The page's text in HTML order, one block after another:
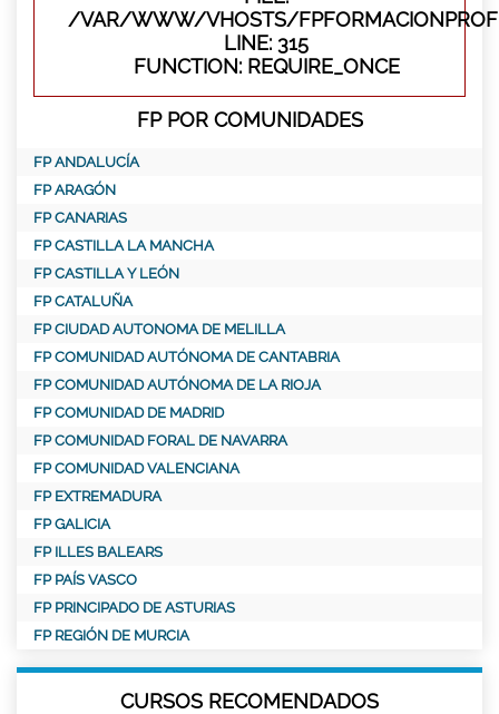
/VAR/WWW/VHOSTS/
LINE: 315
FUNCTION: REQUIRE_ONCE
FP POR COMUNIDADES
FP ANDALUCÍA
FP ARAGÓN
FP CANARIAS
FP CASTILLA LA MANCHA
FP CASTILLA Y LEÓN
FP CATALUÑA
FP CIUDAD AUTONOMA DE MELILLA
FP COMUNIDAD AUTÓNOMA DE CANTABRIA
FP COMUNIDAD AUTÓNOMA DE LA RIOJA
FP COMUNIDAD DE MADRID
FP COMUNIDAD FORAL DE NAVARRA
FP COMUNIDAD VALENCIANA
FP EXTREMADURA
FP GALICIA
FP ILLES BALEARS
FP PAÍS VASCO
FP PRINCIPADO DE ASTURIAS
FP REGIÓN DE MURCIA
CURSOS RECOMENDADOS